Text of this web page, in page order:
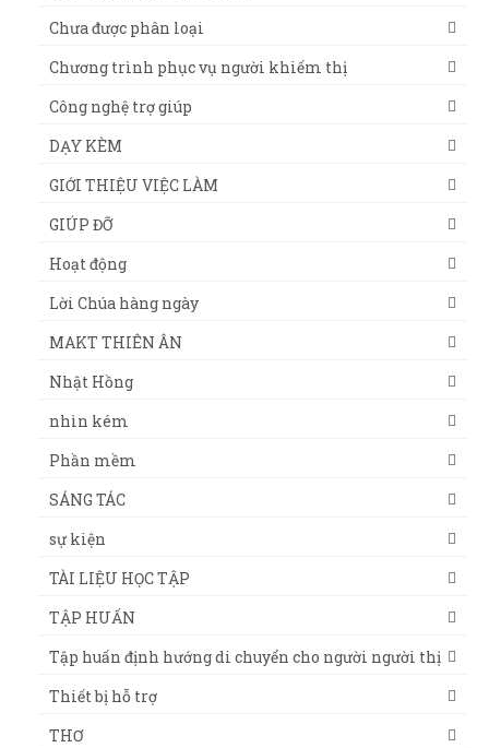
Chưa được phân loại
Chương trình phục vụ người khiếm thị
Công nghệ trợ giúp
DẠY KÈM
GIỚI THIỆU VIỆC LÀM
GIÚP ĐỠ
Hoạt động
Lời Chúa hàng ngày
MAKT THIÊN ÂN
Nhật Hồng
nhìn kém
Phần mềm
SÁNG TÁC
sự kiện
TÀI LIỆU HỌC TẬP
TẬP HUẤN
Tập huấn định hướng di chuyển cho người người thị
Thiết bị hỗ trợ
THƠ